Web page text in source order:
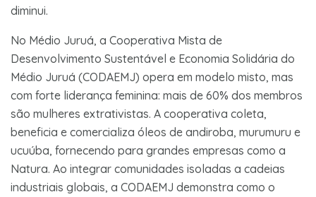
diminui.
No Médio Juruá, a Cooperativa Mista de
Desenvolvimento Sustentável e Economia Solidária do
Médio Juruá (CODAEMJ) opera em modelo misto, mas
com forte liderança feminina: mais de 60% dos membros
são mulheres extrativistas. A cooperativa coleta,
beneficia e comercializa óleos de andiroba, murumuru e
ucuúba, fornecendo para grandes empresas como a
Natura. Ao integrar comunidades isoladas a cadeias
industriais globais, a CODAEMJ demonstra como o